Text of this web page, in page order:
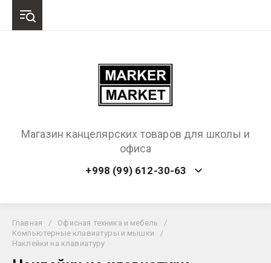
Магазин канцелярских товаров для школы и
офиса
+998 (99) 612-30-63
Главная / Офисная техника и мебель
/
Компьютерные клавиатуры и мышки
/
Наклейки на клавиатуру